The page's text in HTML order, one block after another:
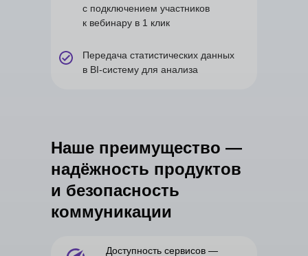
с подключением участников
к вебинару в 1 клик
Передача статистических данных
в BI-систему для анализа
Наше преимущество —
надёжность продуктов
и безопасность
коммуникации
Доступность сервисов —